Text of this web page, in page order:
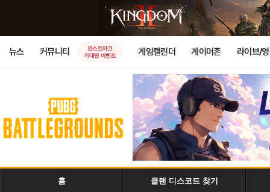
뉴스 커뮤니티
로스트아크
기대평 이벤트
게임캘린더 게이머존 라이브/
홈 클랜 디스코드 찾기